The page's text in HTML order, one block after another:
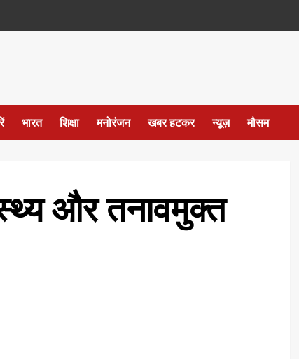
भारत शिक्षा मनोरंजन खबर हटकर न्यूज़ मौसम
और तनावमुक्त